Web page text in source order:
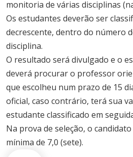
monitoria de várias disciplinas
Os estudantes deverão ser
decrescente, dentro do número
disciplina.
O resultado será divulgado e o
deverá procurar o professor
que escolheu num prazo de 15
oficial, caso contrário, terá sua
estudante classificado em
Na prova de seleção, o
mínima de 7,0 (sete).